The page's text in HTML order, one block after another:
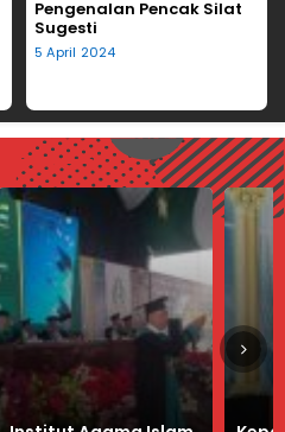
Pengenalan Pencak Silat
Sugesti
5 April 2024